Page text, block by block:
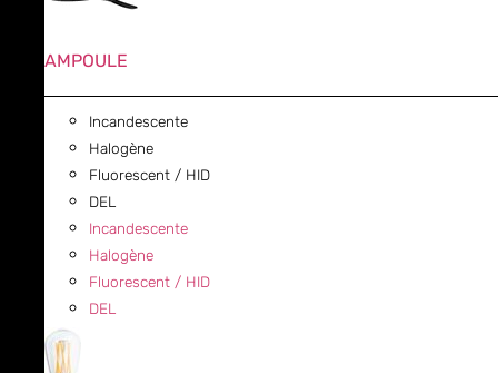
AMPOULE
Incandescente
Halogène
Fluorescent / HID
DEL
Incandescente
Halogène
Fluorescent / HID
DEL